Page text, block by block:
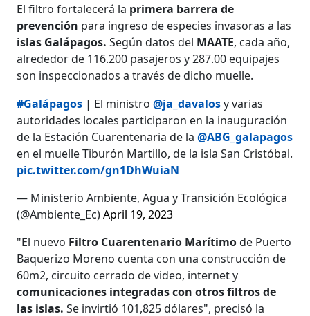
El filtro fortalecerá la primera barrera de
prevención para ingreso de especies invasoras a las
islas Galápagos. Según datos del MAATE, cada año,
alrededor de 116.200 pasajeros y 287.00 equipajes
son inspeccionados a través de dicho muelle.
#Galápagos | El ministro@ja_davalosy varias
autoridades locales participaron en la inauguración
de la Estación Cuarentenaria de la@ABG_galapagos
en el muelle Tiburón Martillo, de la isla San Cristóbal.
pic.twitter.com/gn1DhWuiaN
— Ministerio Ambiente, Agua y Transición Ecológica
(@Ambiente_Ec)April 19, 2023
"El nuevo Filtro Cuarentenario Marítimode Puerto
Baquerizo Moreno cuenta con una construcción de
60m2, circuito cerrado de video, internet y
comunicaciones integradas con otros filtros de
las islas. Se invirtió 101,825 dólares", precisó la